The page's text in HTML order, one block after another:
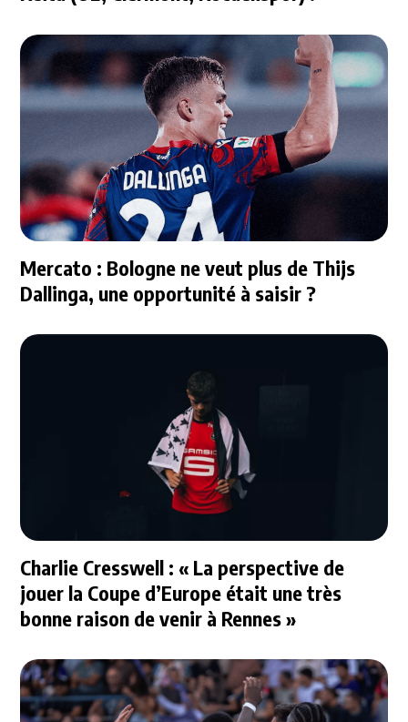
Mercato : Bologne ne veut plus de Thijs
Dallinga, une opportunité à saisir ?
Charlie Cresswell : « La perspective de
jouer la Coupe d’Europe était une très
bonne raison de venir à Rennes »